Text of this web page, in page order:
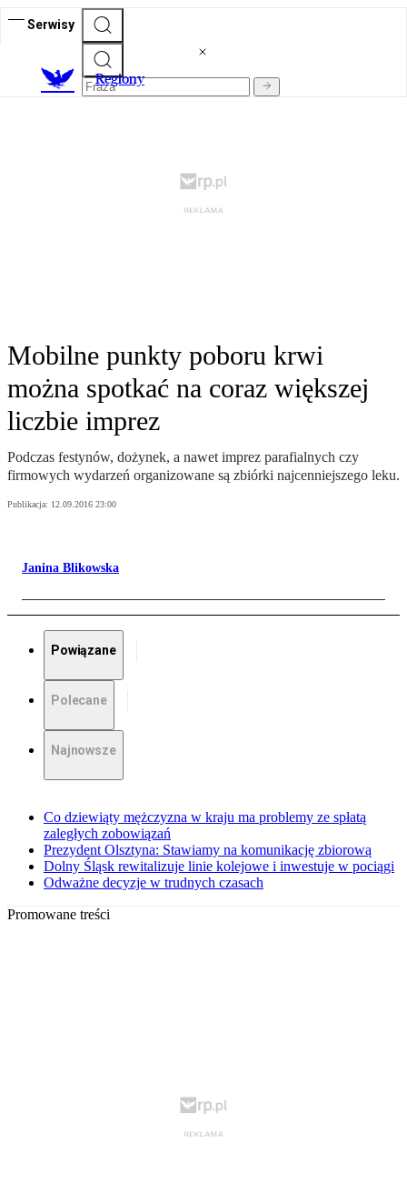
Serwisy
Regiony
Mobilne punkty poboru krwi
można spotkać na coraz większej
liczbie imprez
Podczas festynów, dożynek, a nawet imprez parafialnych czy
firmowych wydarzeń organizowane są zbiórki najcenniejszego leku.
Publikacja: 12.09.2016 23:00
Janina Blikowska
Powiązane
Polecane
Najnowsze
Co dziewiąty mężczyzna w kraju ma problemy ze spłatą
zaległych zobowiązań
Prezydent Olsztyna: Stawiamy na komunikację zbiorową
Dolny Śląsk rewitalizuje linie kolejowe i inwestuje w pociągi
Odważne decyzje w trudnych czasach
Promowane treści